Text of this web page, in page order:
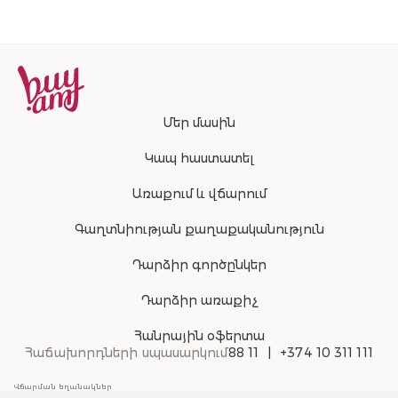
Մեր մասին
Կապ հաստատել
Առաքում և վճարում
Գաղտնիության քաղաքականություն
Դարձիր գործընկեր
Դարձիր առաքիչ
Հանրային օֆերտա
Հաճախորդների սպասարկում88 11 +374 10 311 111
Վճարման եղանակներ